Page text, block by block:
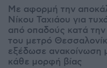
Με αφορμή την
Νίκου Ταχιάου για
από οπαδούς κατά
του μετρό
εξέδωσε ανακοίνωση
κάθε μορφή βίας